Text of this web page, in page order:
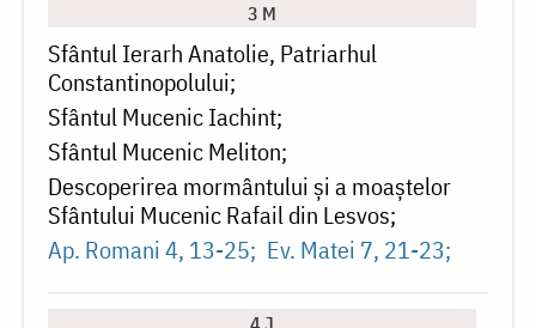
3 M
Sfântul Ierarh Anatolie, Patriarhul
Constantinopolului
Sfântul Mucenic Iachint
Sfântul Mucenic Meliton
Descoperirea mormântului și a moaștelor
Sfântului Mucenic Rafail din Lesvos
Ap. Romani 4, 13-25 Ev. Matei 7, 21-23